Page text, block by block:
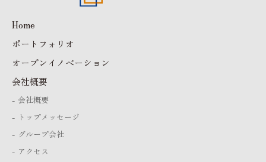
Home
ポートフォリオ
オープンイノベーション
会社概要
会社概要
トップメッセージ
グループ会社
アクセス